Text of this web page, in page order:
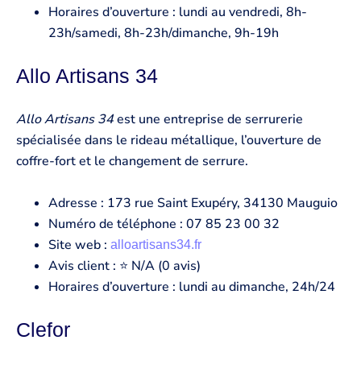
Horaires d’ouverture : lundi au vendredi, 8h-
23h/samedi, 8h-23h/dimanche, 9h-19h
Allo Artisans 34
Allo Artisans 34est une entreprise de serrurerie
spécialisée dans le rideau métallique, l’ouverture de
coffre-fort et le changement de serrure.
Adresse : 173 rue Saint Exupéry, 34130 Mauguio
Numéro de téléphone : 07 85 23 00 32
Site web : alloartisans34.fr
Avis client : ⭐ N/A (0 avis)
Horaires d’ouverture : lundi au dimanche, 24h/24
Clefor